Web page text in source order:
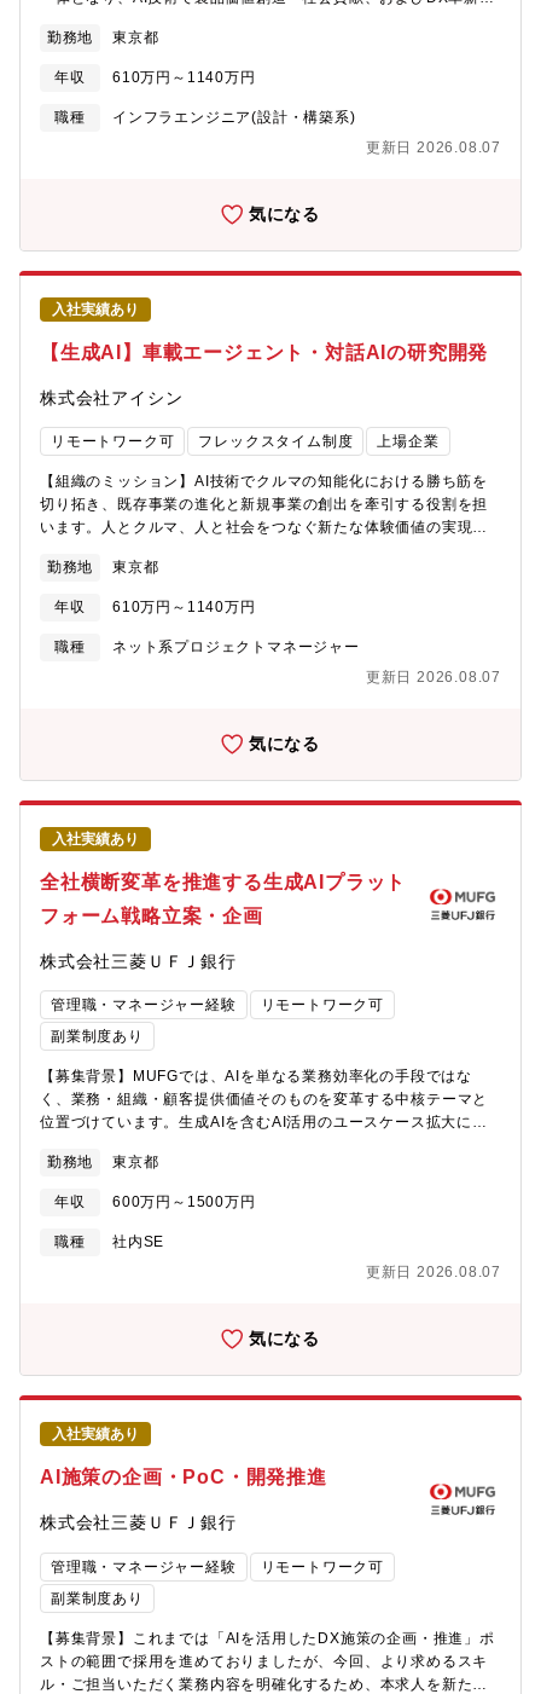
は、これらの技術・価値創造をデータ活用という側面で、データ
分析技術・データ合成・MLOpsの技術・環境を社内へ発信し、事
業を通じて社会に貢献してまいります。【募集背景】製品競争力
向上・新サービス創出にあたり、AI・データ分析技術による開発
ータ基盤、活用を促進するMLOps環境の構築が必須です。アイシ
業界の経験のみならず、異業種にてクラウド・データ基盤に関す
る豊富な知見・経験をお持ちの方を広くお迎えし、さらなる組織
力の強化を図ってまいります。【業務のやりがい】【アイシンの
データサイエンティストとして働く魅力】●自動運転やスマートフ
ァクトリーなど、社会的意義の大きな開発テーマに挑戦大都市の
渋滞や、交通弱者問題など、自動運転には社会課題の解消への期
待が寄せられています。自動運転を世界中に普及させるには様々
な機能の進化が必要です。例えば、乗員の状態を確認し車内で快
適に過ごす機能など走行制御だけではない機能が求められます。
また、全世界への普及には、価格の適性化を果たす製造プロセス
改革を、スマートファクトリーで実現することも欠かせません。
ここに、人工知能開発によるブレイクスルーが求められていま
す。自動車に使用される重要な技術を提供しているのは、私たち
サプライヤー。私たちが未来のモビリティ社会の技術を担ってい
くと言っても過言ではありません。社会的意義が大きなプロジェ
に携わることで、実現できる技術者としての成長自動車業界に訪
化）によって、AI・機械学習の技術が今後ますます重要になって
きます。アイシンでも、社会を変える新しい開発テーマが、
開発に携わっていただけます。●事業戦略上の重点領域として位置
め、全社の期待を込めて組閣された専門組織です。そのため、同
社では研究開発費のうち大部分をAI領域へ投資、愛知・東京以外
に、博多にも新しく開発拠点を設置するなど強化を図っていま
す。●多様なバックグラウンド、強みを持ったメンバーと仕事がで
きる自動車のみでなく、その他製造業、IT、ソフトウェア等様々
なバックグラウンドのメンバーが在籍。チームとして保有する技
術の幅が広いのが特徴です。また、AIリサーチャーの部署とは密
に連携して仕事を行うため、最新技術動向などをキャッチアップ
しやすい環境であるといえます。業務内外で自学自習の意識が強
内容】AI開発向けにMLOps環境、データ基盤の構想立案、技術検
に検討いただきます。加えて、オンプレ・クラウドのハイブリッ
ト構想も担当いただきます。【具体的な業務内容】AI開発・デー
タ分析に関わるデータ基盤やMLOps環境の整備、IoTや自動車の
規格に適切なクラウドのサービスの検討等に関する以下の業務を
お任せします。・技術検討・企画・構想立案・システム要件定
義・データモデリング・設計、開発言語：Python、C++、
AWSツール：Databricks、IaC (AWS CDKなど)、生成
AI（GPT、Claude、Gemini）愛知をはじめ、他の拠点（東京、
ってもらいます。入社後3か月は、OJTを中心に業務キャッチアッ
プをしていただき、その後メイン業務を担当していただきます。
勤務地 東京都
年収 610万円～1140万円
職種
インフラエンジニア(設計・構築系)
更新日 2026.08.07
気になる
入社実績あり
【生成AI】車載エージェント・対話AIの研究開発
株式会社アイシン
リモートワーク可 フレックスタイム制度 上場企業
【組織のミッション】AI技術でクルマの知能化における勝ち筋を
切り拓き、既存事業の進化と新規事業の創出を牽引する役割を担
います。人とクルマ、人と社会をつなぐ新たな体験価値の実現に
す。【募集背景】近年、生成AIの進化により、車は単なる移動手
段や操作対象ではなく、ユーザーの状況や意図を理解し、自ら判
断・提案・実行する「エージェント的存在」へと進化し始めてい
ます。アイシンでは、車両制御や車載サービスにおいて、従来の
理解し、適切な車両制御・サービス提供につなげる次世代アーキ
話AIを活用し、車載エージェントとして実環境で機能する対話技
術・制御連携技術を開発できる即戦力人材の獲得が急務となって
おります。【業務のやりがい】・生成AIを実際に車載製品・制御
へ組み込むという、難易度が高くも社会的インパクトの大きいテ
ーマに挑戦できる・HMI／制御／AIを横断し、「対話」を起点と
した新しい車の価値創出に関われる・研究寄りのテーマから商用
化直結の開発まで、幅広い時間軸のプロジェクトに関与可能・部
品サプライヤーならではの車両アクセス環境・実データを活用し
た実践的なAI開発ができる【職務内容】生成AIを活用した車載エ
が自然にインタラクションし、ユーザーの意図・状況を理解した
上で、車両制御や車載サービスへとつなげるための対話技術・AI
モデルの設計・実装・評価を担当いただきます。【具体的な業務
内容】商品開発部門と連携し、以下の業務を担当いただきま
す。・生成AI・LLM/VLMを活用した車載向け対話エージェント技
術の研究・開発・音声・テキスト・マルチモーダル入力を用いた
ユーザー意図理解・状態推定技術の開発・ユーザーの発話・行動
文脈に基づき、車両機能（ドア、空調、シート、HMI 等）やサー
全性、エッジ実装）を踏まえた生成AIモデルの最適化・評価・シ
ミュレーション環境や実車・実機を用いた検証、商品適用に向け
Python、C/C++環境：Windows、Linux（Ubuntu）ツール・技
術：各種生成AI/深層学習フレームワーク、クラウド環境（必要に
ル／時々ある資料・文書読解／時々ある電話会議・商談／時々あ
る駐在／経験・志向に応じて要相談
勤務地 東京都
年収 610万円～1140万円
職種
ネット系プロジェクトマネージャー
更新日 2026.08.07
気になる
入社実績あり
全社横断変革を推進する生成AIプラット
フォーム戦略立案・企画
株式会社三菱ＵＦＪ銀行
管理職・マネージャー経験
リモートワーク可
副業制度あり
【募集背景】MUFGでは、AIを単なる業務効率化の手段ではな
く、業務・組織・顧客提供価値そのものを変革する中核テーマと
位置づけています。生成AIを含むAI活用のユースケース拡大に加
AIガバナンスの高度化を進めており、現在まさに全社横断で変革
を加速させるフェーズにあります。本ポジションでは、生成AIを
活用した全行横断の共通プロダクト・プラットフォームの企画・
推進を通じて、MUFG全体の業務変革をリードいただける方を募
た立場から、生成AI・AIエージェントの利活用による業務変革を
ソリューションの企画立案・アーキテクチャ方針策定・プロダク
トマネジメント・事業部門・IT部門・リスク管理部門・パートナ
ー企業と連携し、業務・企画サイドのオーナーとして、要件定
義、施策立案、優先順位付け、開発推進、導入・展開、運用改善
までを一気通貫でリード・関係各部、エンジニア、パートナー企
業などのステークホルダーとの折衝、合意形成、施策推進【所属
部署】デジタルソリューション部
勤務地 東京都
年収 600万円～1500万円
職種
社内SE
更新日 2026.08.07
気になる
入社実績あり
AI施策の企画・PoC・開発推進
株式会社三菱ＵＦＪ銀行
管理職・マネージャー経験
リモートワーク可
副業制度あり
【募集背景】これまでは「AIを活用したDX施策の企画・推進」ポ
ストの範囲で採用を進めておりましたが、今回、より求めるスキ
ル・ご担当いただく業務内容を明確化するため、本求人を新たに